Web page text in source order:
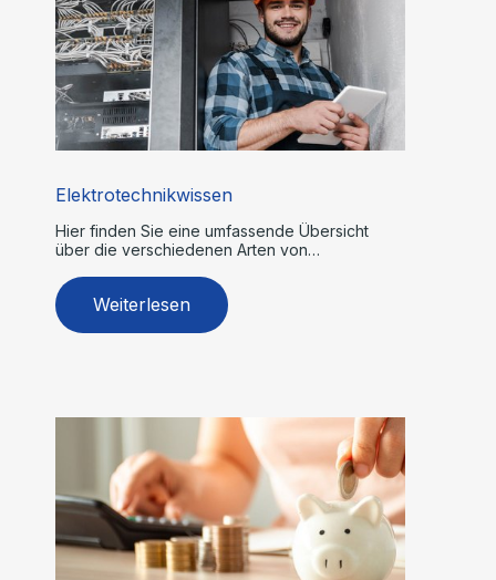
Elektrotechnikwissen
Hier finden Sie eine umfassende Übersicht
über die verschiedenen Arten von
Weiterlesen